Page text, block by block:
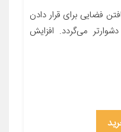
فضایی برای قرار دادن
می‌گردد. افزایش